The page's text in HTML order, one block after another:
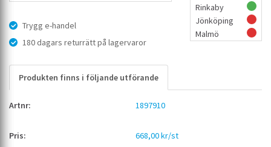
Trygg e-handel
180 dagars returrätt på lagervaror
Rinkaby
Jönköping
Malmö
Produkten finns i följande utförande
1897910
668,00 kr/st